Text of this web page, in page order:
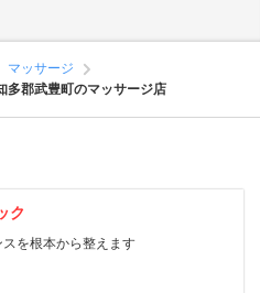
マッサージ
多郡武豊町のマッサージ店
ク
を根本から整えます